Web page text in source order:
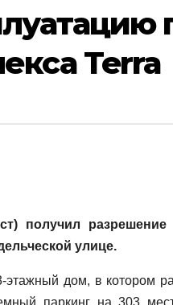
Terra
получил
улице.
этажный дом, в котором
паркинг на 303